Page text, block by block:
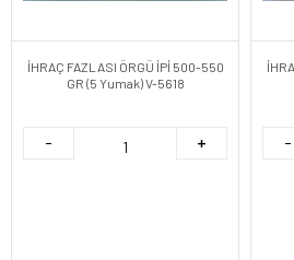
İHRAÇ FAZLASI ÖRGÜ İPİ 500-550
GR (5 Yumak) V-5618